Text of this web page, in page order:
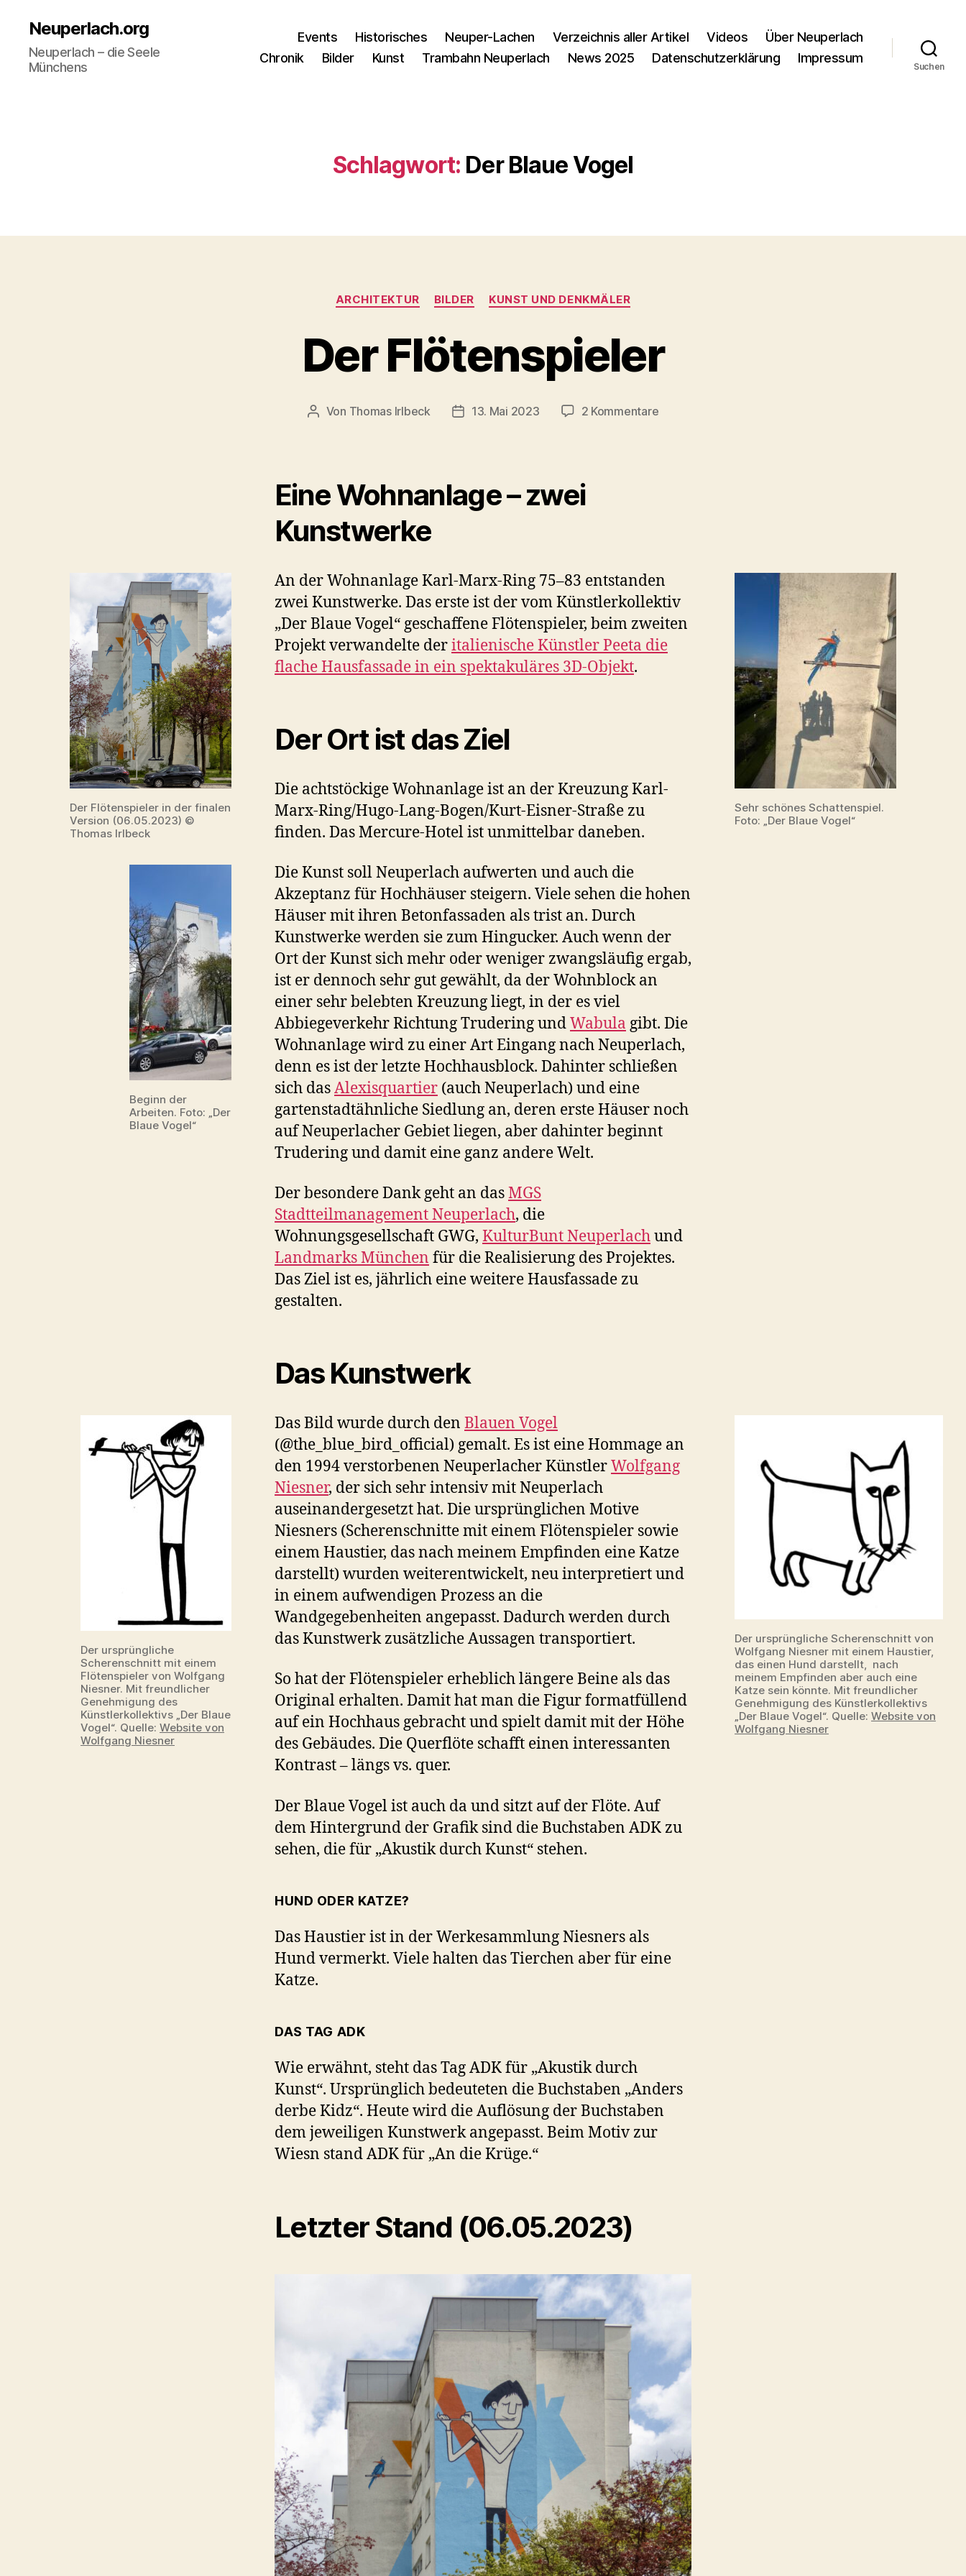
Neuperlach.org
Neuperlach – die Seele
Münchens
Events Historisches Neuper-Lachen Verzeichnis aller Artikel Videos
Über Neuperlach
Chronik
Bilder Kunst Trambahn Neuperlach News 2025 Datenschutzerklärung Impressum
Suchen
Schlagwort: Der Blaue Vogel
Kategorien
ARCHITEKTUR BILDER KUNST UND DENKMÄLER
Der Flötenspieler
Beitragsautor
Von Thomas Irlbeck Veröffentlichungsdatum
13. Mai 2023 2 Kommentarezu
Eine Wohnanlage – zwei
Kunstwerke
Der Flötenspieler in der finalen
Version (06.05.2023) ©
Thomas Irlbeck
Sehr schönes Schattenspiel.
Foto: „Der Blaue Vogel“
An der Wohnanlage Karl-Marx-Ring 75–83 entstanden
zwei Kunstwerke. Das erste ist der vom Künstlerkollektiv
„Der Blaue Vogel“ geschaffene Flötenspieler, beim zweiten
Projekt verwandelte deritalienische Künstler Peeta die
flache Hausfassade in ein spektakuläres 3D-Objekt.
Der Ort ist das Ziel
Die achtstöckige Wohnanlage ist an der Kreuzung Karl-
Marx-Ring/Hugo-Lang-Bogen/Kurt-Eisner-Straße zu
finden. Das Mercure-Hotel ist unmittelbar daneben.
Beginn der
Arbeiten. Foto: „Der
Blaue Vogel“
Die Kunst soll Neuperlach aufwerten und auch die
Akzeptanz für Hochhäuser steigern. Viele sehen die hohen
Häuser mit ihren Betonfassaden als trist an. Durch
Kunstwerke werden sie zum Hingucker. Auch wenn der
Ort der Kunst sich mehr oder weniger zwangsläufig ergab,
ist er dennoch sehr gut gewählt, da der Wohnblock an
einer sehr belebten Kreuzung liegt, in der es viel
Abbiegeverkehr Richtung Trudering undWabula gibt. Die
Wohnanlage wird zu einer Art Eingang nach Neuperlach,
denn es ist der letzte Hochhausblock. Dahinter schließen
sich dasAlexisquartier (auch Neuperlach) und eine
gartenstadtähnliche Siedlung an, deren erste Häuser noch
auf Neuperlacher Gebiet liegen, aber dahinter beginnt
Trudering und damit eine ganz andere Welt.
Der besondere Dank geht an dasMGS
Stadtteilmanagement Neuperlach, die
Wohnungsgesellschaft GWG, KulturBunt Neuperlachund
Landmarks München für die Realisierung des Projektes.
Das Ziel ist es, jährlich eine weitere Hausfassade zu
gestalten.
Das Kunstwerk
Der ursprüngliche
Scherenschnitt mit einem
Flötenspieler von Wolfgang
Niesner. Mit freundlicher
Genehmigung des
Künstlerkollektivs „Der Blaue
Vogel“. Quelle: Website von
Wolfgang Niesner
Der ursprüngliche Scherenschnitt von
Wolfgang Niesner mit einem Haustier,
das einen Hund darstellt, nach
meinem Empfinden aber auch eine
Katze sein könnte. Mit freundlicher
Genehmigung des Künstlerkollektivs
„Der Blaue Vogel“. Quelle: Website von
Wolfgang Niesner
Das Bild wurde durch den Blauen Vogel
(@the_blue_bird_official) gemalt. Es ist eine Hommage an
den 1994 verstorbenen Neuperlacher KünstlerWolfgang
Niesner, der sich sehr intensiv mit Neuperlach
auseinandergesetzt hat. Die ursprünglichen Motive
Niesners (Scherenschnitte mit einem Flötenspieler sowie
einem Haustier, das nach meinem Empfinden eine Katze
darstellt) wurden weiterentwickelt, neu interpretiert und
in einem aufwendigen Prozess an die
Wandgegebenheiten angepasst. Dadurch werden durch
das Kunstwerk zusätzliche Aussagen transportiert.
So hat der Flötenspieler erheblich längere Beine als das
Original erhalten. Damit hat man die Figur formatfüllend
auf ein Hochhaus gebracht und spielt damit mit der Höhe
des Gebäudes. Die Querflöte schafft einen interessanten
Kontrast – längs vs. quer.
Der Blaue Vogel ist auch da und sitzt auf der Flöte. Auf
dem Hintergrund der Grafik sind die Buchstaben ADK zu
sehen, die für „Akustik durch Kunst“ stehen.
HUND ODER KATZE?
Das Haustier ist in der Werkesammlung Niesners als
Hund vermerkt. Viele halten das Tierchen aber für eine
Katze.
DAS TAG ADK
Wie erwähnt, steht das Tag ADK für „Akustik durch
Kunst“. Ursprünglich bedeuteten die Buchstaben „Anders
derbe Kidz“. Heute wird die Auflösung der Buchstaben
dem jeweiligen Kunstwerk angepasst. Beim Motiv zur
Wiesn stand ADK für „An die Krüge.“
Letzter Stand (06.05.2023)